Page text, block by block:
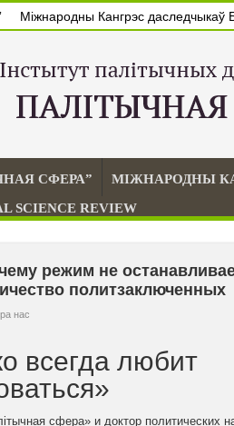
Міжнародны Кангрэс даследчыкаў
СФЕРА”
МІЖНАРОДНЫ
SCIENCE REVIEW
режим не
политзаключенных
нас
всегда любит
сфера» и доктор политических